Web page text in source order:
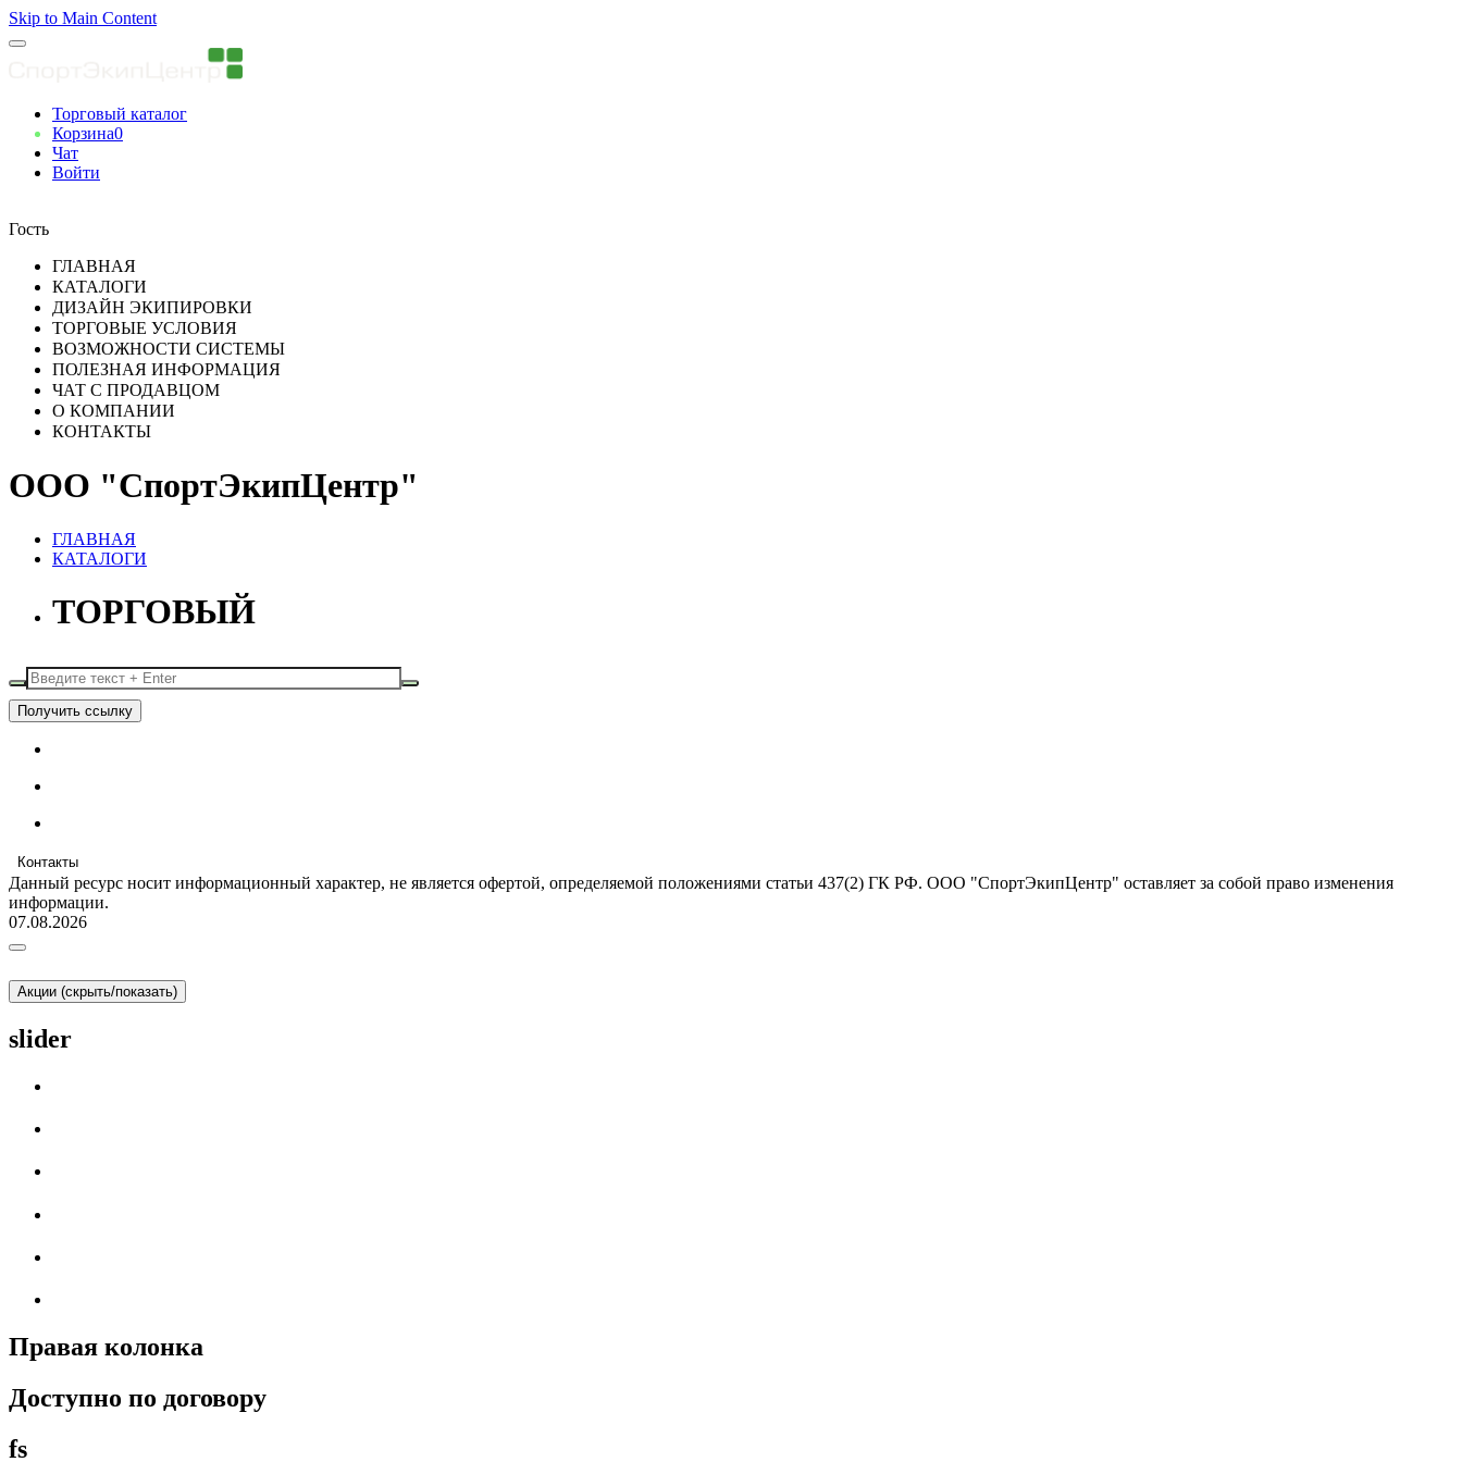
Skip to Main Content
Торговый каталог
Корзина0
Чат
Войти
Гость
ГЛАВНАЯ
КАТАЛОГИ
ДИЗАЙН ЭКИПИРОВКИ
ТОРГОВЫЕ УСЛОВИЯ
ВОЗМОЖНОСТИ СИСТЕМЫ
ПОЛЕЗНАЯ ИНФОРМАЦИЯ
ЧАТ С ПРОДАВЦОМ
О КОМПАНИИ
КОНТАКТЫ
ООО "СпортЭкипЦентр"
ГЛАВНАЯ
КАТАЛОГИ
ТОРГОВЫЙ
Получить ссылку
Контакты
Данный ресурс носит информационный характер, не является офертой, определяемой положениями статьи 437(2) ГК РФ. ООО "СпортЭкипЦентр" оставляет за собой право изменения
информации.
07.08.2026
Акции (скрыть/показать)
slider
Правая колонка
Доступно по договору
fs